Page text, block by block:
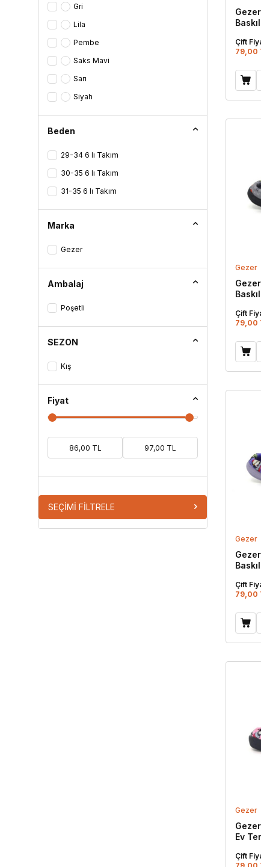
Parmak Arası Terlik
Döngülü Terlik
Ev Terliği
Çanak Terlik
Gri
Lila
Pembe
Saks Mavi
Sarı
Siyah
Beden
29-34 6 lı Takım
30-35 6 lı Takım
31-35 6 lı Takım
Marka
Gezer
Ambalaj
Poşetli
SEZON
Kış
Fiyat
SEÇIMI FILTRELE
Çift
79,00
Gezer
Çift
79,00
Gezer
Çift
79,00
Gezer
Ev
Çift